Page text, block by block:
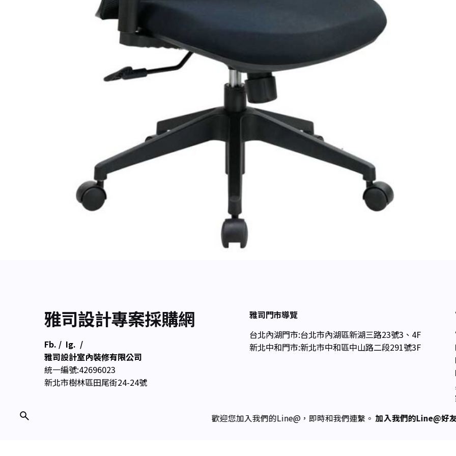
雅司設計專案採購網
Fb. / Ig. /
雅司設計室內裝修有限公司
統一編號:42696023
新北市樹林區田尾街24-24號
雅司門市導覽
台北內湖門市:台北市內湖區新湖三路23號3、4F
新北中和門市:新北市中和區中山路二段291號3F
歡迎您加入我們的Line@，即時和我們連繫。加入我們的Line@好